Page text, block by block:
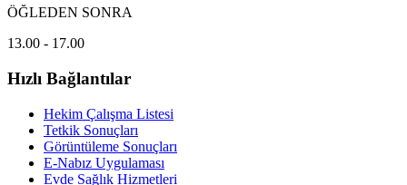
ÖĞLEDEN SONRA
13.00 - 17.00
Hızlı Bağlantılar
Hekim Çalışma Listesi
Tetkik Sonuçları
Görüntüleme Sonuçları
E-Nabız Uygulaması
Evde Sağlık Hizmetleri